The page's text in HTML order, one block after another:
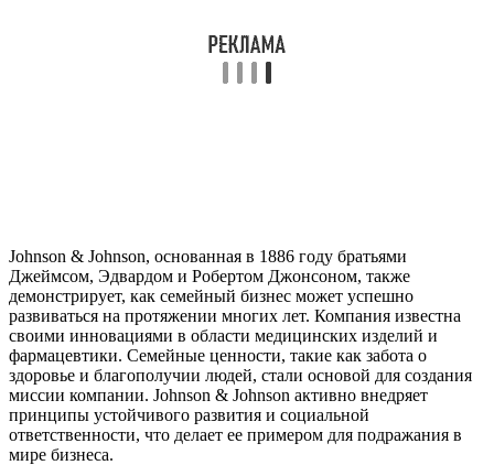
Johnson & Johnson, основанная в 1886 году братьями
Джеймсом, Эдвардом и Робертом Джонсоном, также
демонстрирует, как семейный бизнес может успешно
развиваться на протяжении многих лет. Компания известна
своими инновациями в области медицинских изделий и
фармацевтики. Семейные ценности, такие как забота о
здоровье и благополучии людей, стали основой для создания
миссии компании. Johnson & Johnson активно внедряет
принципы устойчивого развития и социальной
ответственности, что делает ее примером для подражания в
мире бизнеса.